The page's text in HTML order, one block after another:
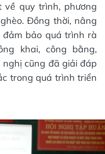
về quy trình, phương
Đồng thời, nâng
bảo quá trình rà
khai, công bằng,
nghị cũng đã giải đáp
trong quá trình triển